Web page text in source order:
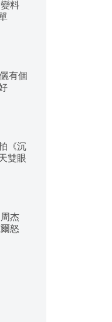
料
有個
《沉
雙眼
杰
怒